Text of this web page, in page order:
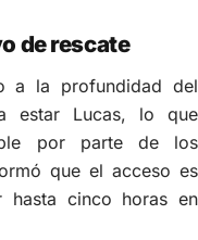
de rescate
a la profundidad del
estar Lucas, lo que
por parte de los
que el acceso es
hasta cinco horas en